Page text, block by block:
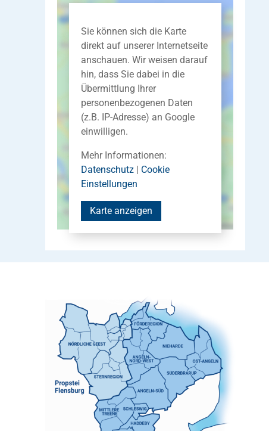
Sie können sich die Karte
direkt auf unserer Internetseite
anschauen. Wir weisen darauf
hin, dass Sie dabei in die
Übermittlung Ihrer
personenbezogenen Daten
(z.B. IP-Adresse) an Google
einwilligen.
Mehr Informationen:
Datenschutz| Cookie
Einstellungen
Karte anzeigen